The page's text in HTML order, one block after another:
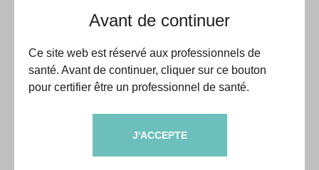
Avant de continuer
Ce site web est réservé aux professionnels de
santé. Avant de continuer, cliquer sur ce bouton
pour certifier être un professionnel de santé.
J'ACCEPTE